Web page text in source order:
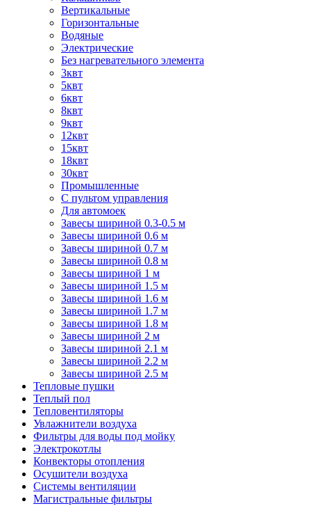
Вертикальные
Горизонтальные
Водяные
Электрические
Без нагревательного элемента
3квт
5квт
6квт
8квт
9квт
12квт
15квт
18квт
30квт
Промышленные
С пультом управления
Для автомоек
Завесы шириной 0.3-0.5 м
Завесы шириной 0.6 м
Завесы шириной 0.7 м
Завесы шириной 0.8 м
Завесы шириной 1 м
Завесы шириной 1.5 м
Завесы шириной 1.6 м
Завесы шириной 1.7 м
Завесы шириной 1.8 м
Завесы шириной 2 м
Завесы шириной 2.1 м
Завесы шириной 2.2 м
Завесы шириной 2.5 м
Тепловые пушки
Теплый пол
Тепловентиляторы
Увлажнители воздуха
Фильтры для воды под мойку
Электрокотлы
Конвекторы отопления
Осушители воздуха
Системы вентиляции
Магистральные фильтры